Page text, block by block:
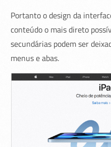
Portanto o design da
conteúdo o mais direto
secundárias podem ser
menus e abas.